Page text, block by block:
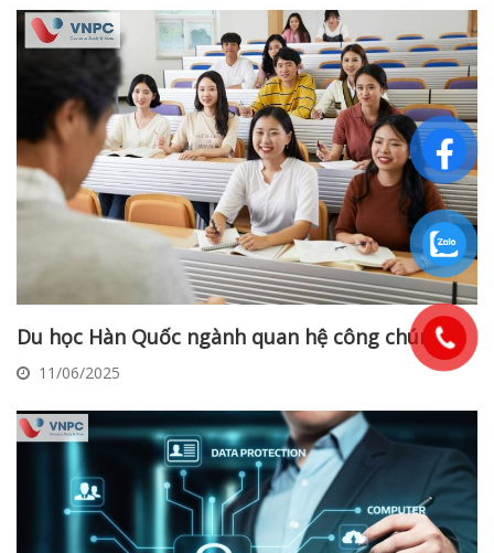
Du học Hàn Quốc ngành quan hệ công chúng
11/06/2025